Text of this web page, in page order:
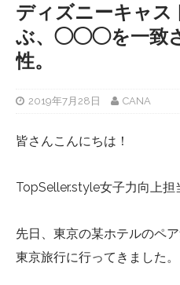
ディズニーキャス
ぶ、◯◯◯を一致
性。
2019年7月28日 CANA
皆さんこんにちは！
TopSeller.style女子力向上担
先日、東京の某ホテルのペ
東京旅行に行ってきました。